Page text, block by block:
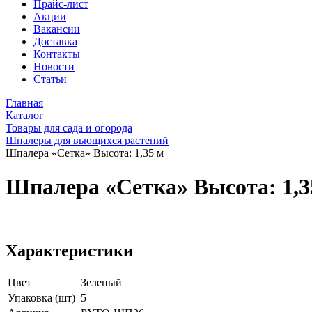
Прайс-лист
Акции
Вакансии
Доставка
Контакты
Новости
Статьи
Главная
Каталог
Товары для сада и огорода
Шпалеры для вьющихся растений
Шпалера «Сетка» Высота: 1,35 м
Шпалера «Сетка» Высота:
Характеристики
Цвет
Зеленый
Упаковка (шт) 5